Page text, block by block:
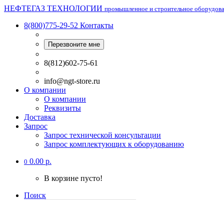
НЕФТЕГАЗ ТЕХНОЛОГИИ промышленное и строительное
8(800)775-29-52 Контакты
Перезвоните мне
8(812)602-75-61
info@ngt-store.ru
О компании
О компании
Реквизиты
Доставка
Запрос
Запрос технической консультации
Запрос комплектующих к оборудованию
0 0.00 р.
В корзине пусто!
Поиск